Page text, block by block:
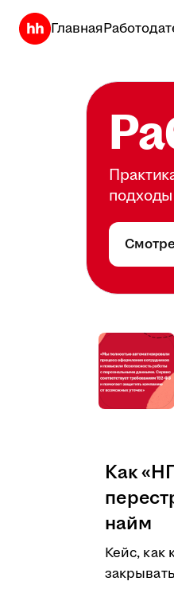
Главная
подходы
Как
найм
Кейс, как